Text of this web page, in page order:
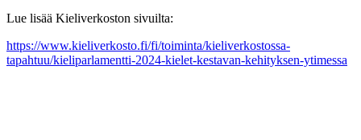
Lue lisää Kieliverkoston sivuilta:
https://www.kieliverkosto.fi/fi/toiminta/kieliverkostossa-
tapahtuu/kieliparlamentti-2024-kielet-kestavan-kehityksen-ytimessa